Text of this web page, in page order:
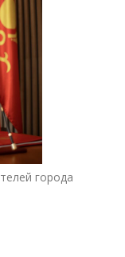
города